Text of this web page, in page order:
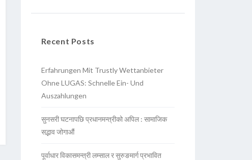
Recent Posts
Erfahrungen Mit Trustly Wettanbieter
Ohne LUGAS: Schnelle Ein- Und
Auszahlungen
सुनसरी घटनापछि प्रधानमन्त्रीको अपिल : सामाजिक
सद्भाव जोगाऔं
पूर्वाधार विकासमन्त्री लम्साल र सुरुङमार्ग प्रभावित